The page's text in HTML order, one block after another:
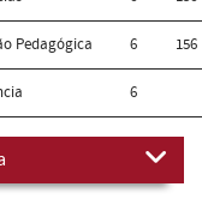
Pedagógica 6 156
6